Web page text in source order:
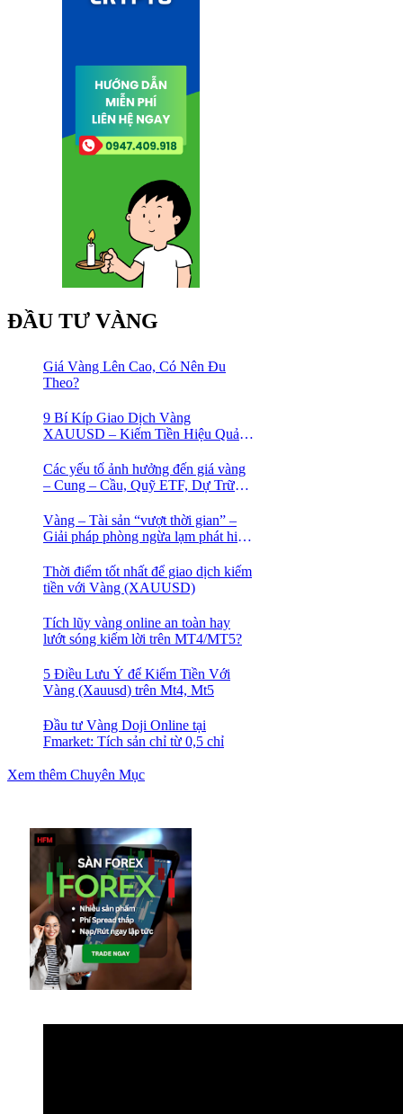
ĐẦU TƯ VÀNG
Giá Vàng Lên Cao, Có Nên Đu
Theo?
9 Bí Kíp Giao Dịch Vàng
XAUUSD – Kiếm Tiền Hiệu Quả
Các yếu tố ảnh hưởng đến giá vàng
– Cung – Cầu, Quỹ ETF, Dự Trữ
Vàng – Tài sản “vượt thời gian” –
Giải pháp phòng ngừa lạm phát hiệu
Thời điểm tốt nhất để giao dịch kiếm
tiền với Vàng (XAUUSD)
Tích lũy vàng online an toàn hay
lướt sóng kiếm lời trên MT4/MT5?
5 Điều Lưu Ý để Kiếm Tiền Với
Vàng (Xauusd) trên Mt4, Mt5
Đầu tư Vàng Doji Online tại
Fmarket: Tích sản chỉ từ 0,5 chỉ
Xem thêm Chuyên Mục